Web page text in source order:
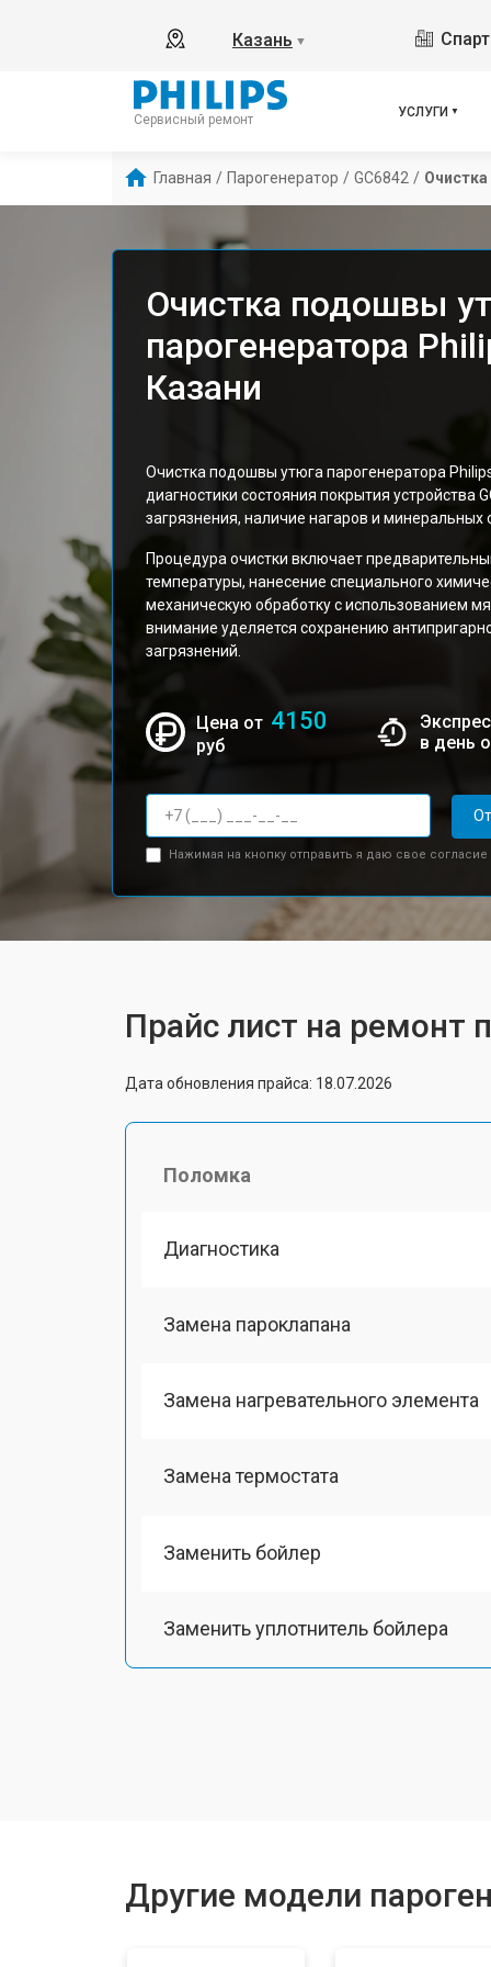
Казань ▼
Сервисный ремонт
УСЛУГИ
Главная / Парогенератор / GC6842 /
Очистка подошвы
парогенератора
Казани
Очистка подошвы утюга парогенератора
диагностики состояния покрытия устройства
загрязнения, наличие нагаров и
Процедура очистки включает
температуры, нанесение специального
механическую обработку с использованием
внимание уделяется сохранению
загрязнений.
Цена от 4150
руб
в день
Нажимая на кнопку отправить я даю свое согласие
Прайс лист на ремонт
Дата обновления прайса: 18.07.2026
Поломка
Диагностика
Замена пароклапана
Замена нагревательного элемента
Замена термостата
Заменить бойлер
Заменить уплотнитель бойлера
Другие модели